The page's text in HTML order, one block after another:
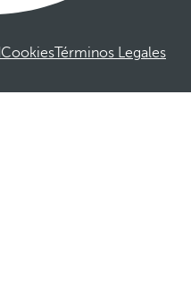
CookiesTérminos Legales